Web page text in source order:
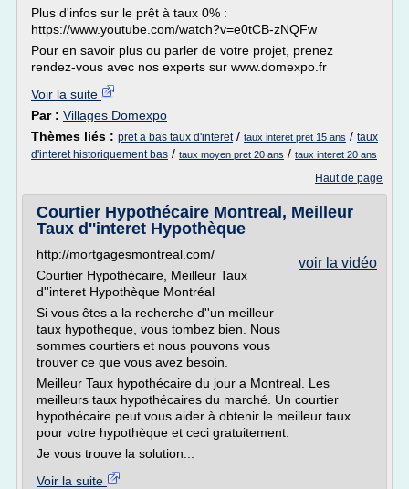
Plus d'infos sur le prêt à taux 0% :
https://www.youtube.com/watch?v=e0tCB-zNQFw
Pour en savoir plus ou parler de votre projet, prenez
rendez-vous avec nos experts sur www.domexpo.fr
Voir la suite
Par : Villages Domexpo
Thèmes liés : pret a bas taux d'interet/ taux interet pret 15 ans / taux
d'interet historiquement bas / taux moyen pret 20 ans / taux interet 20 ans
Haut de page
Courtier Hypothécaire Montreal, Meilleur
Taux d''interet Hypothèque
voir la vidéo
http://mortgagesmontreal.com/
Courtier Hypothécaire, Meilleur Taux
d''interet Hypothèque Montréal
Si vous êtes a la recherche d''un meilleur
taux hypotheque, vous tombez bien. Nous
sommes courtiers et nous pouvons vous
trouver ce que vous avez besoin.
Meilleur Taux hypothécaire du jour a Montreal. Les
meilleurs taux hypothécaires du marché. Un courtier
hypothécaire peut vous aider à obtenir le meilleur taux
pour votre hypothèque et ceci gratuitement.
Je vous trouve la solution...
Voir la suite